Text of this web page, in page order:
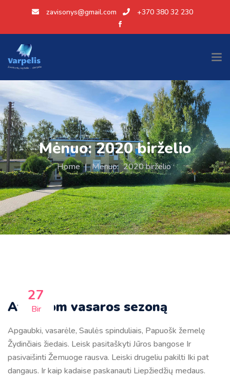
zavisonys@gmail.com +370 380 32 230
Mėnuo:2020 birželio
Home | Mėnuo: 2020 birželio
27
Bir
Atidarom vasaros sezoną
Apgaubki, vasarėle, Saulės spinduliais, Papuošk žemelę
Žydinčiais žiedais. Leisk pasitaškyti Jūros bangose Ir
pasivaišinti Žemuoge rausva. Leiski drugeliu pakilti Iki pat
dangaus. Ir kaip kadaise paskanauti Liepžiedžių medaus.